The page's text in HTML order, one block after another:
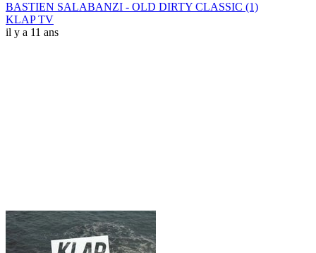
BASTIEN SALABANZI - OLD DIRTY CLASSIC (1)
KLAP TV
il y a 11 ans